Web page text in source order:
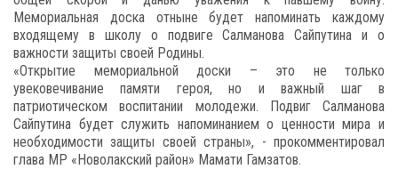
Мемориальная доска отныне будет напоминать каждому
входящему в школу о подвиге Салманова Сайпутина и о
важности защиты своей Родины.
«Открытие мемориальной доски – это не только
увековечивание памяти героя, но и важный шаг в
патриотическом воспитании молодежи. Подвиг Салманова
Сайпутина будет служить напоминанием о ценности мира и
необходимости защиты своей страны», - прокомментировал
глава МР «Новолакский район» Мамати Гамзатов.